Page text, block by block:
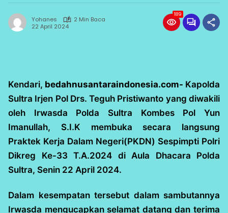
Yohanes
2 Min Baca
22 April 2024
189
Kendari, bedahnusantaraindonesia.com- Kapolda
Sultra Irjen Pol Drs. Teguh Pristiwanto yang diwakili
oleh Irwasda Polda Sultra Kombes Pol Yun
Imanullah, S.I.K membuka secara langsung
Praktek Kerja Dalam Negeri(PKDN) Sespimpti Polri
Dikreg Ke-33 T.A.2024 di Aula Dhacara Polda
Sultra, Senin 22 April 2024.
Dalam kesempatan tersebut dalam sambutannya
Irwasda mengucapkan selamat datang dan terima